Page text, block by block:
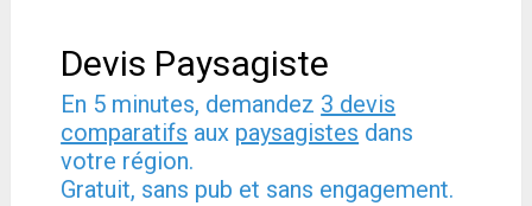
Devis Paysagiste
En 5 minutes, demandez 3 devis
comparatifs aux paysagistes dans
votre région.
Gratuit, sans pub et sans engagement.